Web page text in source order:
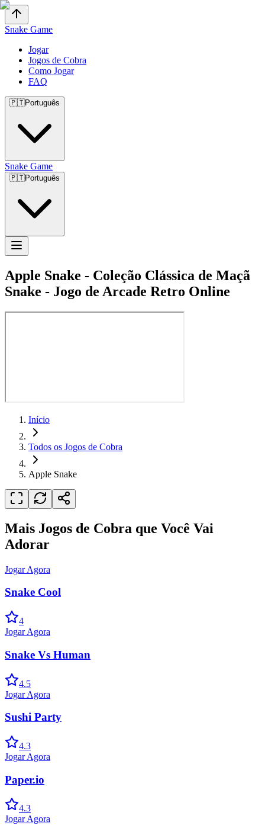
Snake Game
Jogar
Jogos de Cobra
Como Jogar
FAQ
🇵🇹Português
Snake Game
🇵🇹Português
Apple Snake - Coleção Clássica de Maçã
Snake - Jogo de Arcade Retro Online
Início
Todos os Jogos de Cobra
Apple Snake
Mais Jogos de Cobra que Você Vai
Adorar
Jogar Agora
Snake Cool
4
Jogar Agora
Snake Vs Human
4.5
Jogar Agora
Sushi Party
4.3
Jogar Agora
Paper.io
4.3
Jogar Agora